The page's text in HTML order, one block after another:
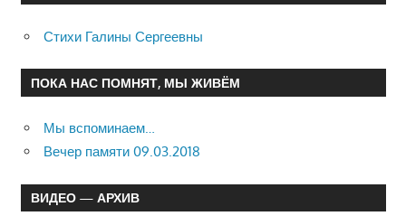
Стихи Галины Сергеевны
ПОКА НАС ПОМНЯТ, МЫ ЖИВЁМ
Мы вспоминаем…
Вечер памяти 09.03.2018
ВИДЕО — АРХИВ